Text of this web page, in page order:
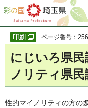
彩の国 埼玉県
ページ番号：
にじいろ県民
ノリティ県民
性的マイノリティの方の